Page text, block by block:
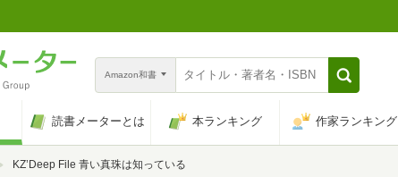
Amazon和書
読書メーターとは 本ランキング 作家ランキング
KZ’Deep File 青い真珠は知っている